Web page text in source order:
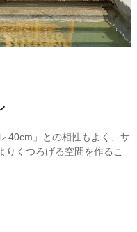
40cm」との相性もよく、サ
りくつろげる空間を作るこ